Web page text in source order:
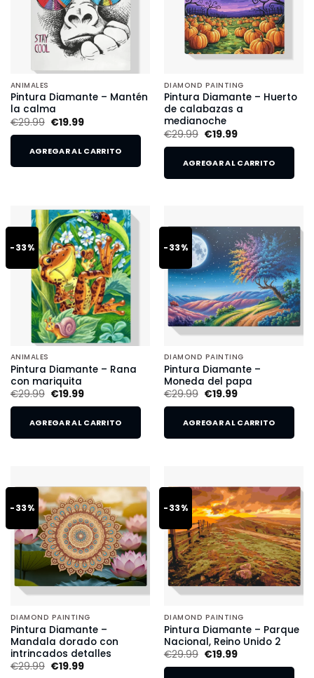
ANIMALES
Pintura Diamante – Mantén
la calma
€29.99 €19.99
AGREGAR AL CARRITO
DIAMOND PAINTING
Pintura Diamante – Huerto
de calabazas a
medianoche
€29.99 €19.99
AGREGAR AL CARRITO
-33%
ANIMALES
Pintura Diamante – Rana
con mariquita
€29.99 €19.99
AGREGAR AL CARRITO
-33%
DIAMOND PAINTING
Pintura Diamante –
Moneda del papa
€29.99 €19.99
AGREGAR AL CARRITO
-33%
DIAMOND PAINTING
Pintura Diamante –
Mandala dorado con
intrincados detalles
€29.99 €19.99
-33%
DIAMOND PAINTING
Pintura Diamante – Parque
Nacional, Reino Unido 2
€29.99 €19.99